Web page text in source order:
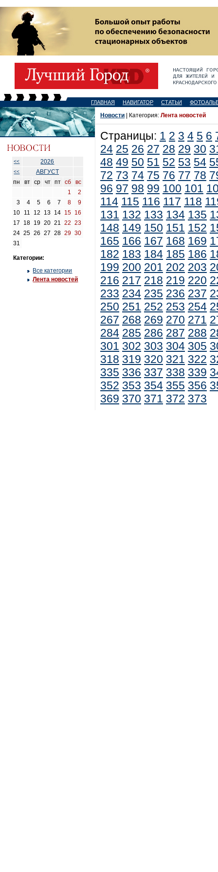
ГЛАВНАЯ НАВИГАТОР СТАТЬИ
<< 2026
<<
АВГУСТ
пн
вт ср чт пт сб
вс
1
2
3
4 5 6 7 8
9
10
11 12 13 14 15 16
17
18 19 20 21 22
23
24 25 26 27 28 29 30
31
Категории:
Все категории
Лента новостей
Новости | Категория: Лента новостей
Страницы: 1 2 3 4 5 6
24 25 26 27 28 29 30
48 49 50 51 52 53 54
72 73 74 75 76 77 78
96 97 98 99 100 101
114 115 116 117 118
131 132 133 134 135
148 149 150 151 152
165 166 167 168 169
182 183 184 185 186
199 200 201 202 203
216 217 218 219 220
233 234 235 236 237
250 251 252 253 254
267 268 269 270 271
284 285 286 287 288
301 302 303 304 305
318 319 320 321 322
335 336 337 338 339
352 353 354 355 356
369 370 371 372 373